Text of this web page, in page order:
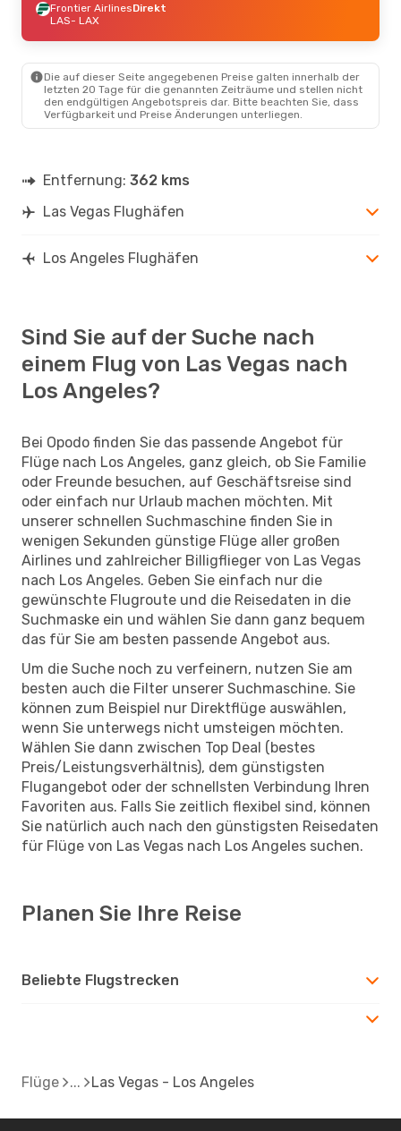
Frontier AirlinesDirekt
LAS- LAX
LAX- LAS
Frontier AirlinesDirekt
LAS- LAX
Die auf dieser Seite angegebenen Preise galten innerhalb der
letzten 20 Tage für die genannten Zeiträume und stellen nicht
den endgültigen Angebotspreis dar. Bitte beachten Sie, dass
Verfügbarkeit und Preise Änderungen unterliegen.
Entfernung: 362 kms
Las Vegas Flughäfen
Los Angeles Flughäfen
Sind Sie auf der Suche nach
einem Flug von Las Vegas nach
Los Angeles?
Bei Opodo finden Sie das passende Angebot für
Flüge nach Los Angeles, ganz gleich, ob Sie Familie
oder Freunde besuchen, auf Geschäftsreise sind
oder einfach nur Urlaub machen möchten. Mit
unserer schnellen Suchmaschine finden Sie in
wenigen Sekunden günstige Flüge aller großen
Airlines und zahlreicher Billigflieger von Las Vegas
nach Los Angeles. Geben Sie einfach nur die
gewünschte Flugroute und die Reisedaten in die
Suchmaske ein und wählen Sie dann ganz bequem
das für Sie am besten passende Angebot aus.
Um die Suche noch zu verfeinern, nutzen Sie am
besten auch die Filter unserer Suchmaschine. Sie
können zum Beispiel nur Direktflüge auswählen,
wenn Sie unterwegs nicht umsteigen möchten.
Wählen Sie dann zwischen Top Deal (bestes
Preis/Leistungsverhältnis), dem günstigsten
Flugangebot oder der schnellsten Verbindung Ihren
Favoriten aus. Falls Sie zeitlich flexibel sind, können
Sie natürlich auch nach den günstigsten Reisedaten
für Flüge von Las Vegas nach Los Angeles suchen.
Planen Sie Ihre Reise
Beliebte Flugstrecken
Flüge Las Vegas - Los Angeles